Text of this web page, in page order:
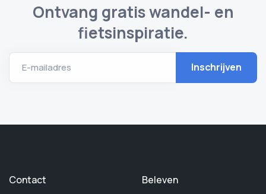
Ontvang gratis wandel- en
fietsinspiratie.
E-mailadres
Contact
Beleven